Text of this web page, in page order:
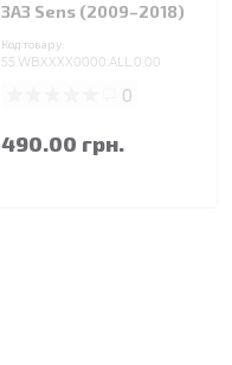
ЗАЗ Sens (2009–2018)
Код товару:
55.WBXXXX0000.ALL.0.00
0
490.00 грн.